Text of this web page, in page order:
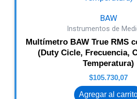
BAW
Instrumentos de
Multímetro BAW True RMS
(Duty Cicle, Frecuencia,
Temperatura)
$105.730,07
Agregar al